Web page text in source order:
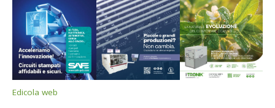
Edicola web